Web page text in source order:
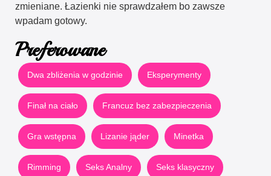
zmieniane. Łazienki nie sprawdzałem bo zawsze
wpadam gotowy.
Preferowane
Dwa zbliżenia w godzinie Eksperymenty
Finał na ciało Francuz bez zabezpieczenia
Gra wstępna Lizanie jąder Minetka
Rimming Seks Analny Seks klasyczny